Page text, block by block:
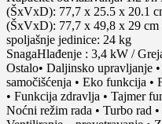
(ŠxVxD): 77,7 x 25.5 x 20.1
(ŠxVxD): 77,7 x 49,8 x 29 cm
spoljašnje jedinice: 24 kg
SnagaHlađenje : 3,4 kW /
Ostalo• Daljinsko upravljanje
samočišćenja • Eko funkcija •
• Funkcija zdravlja • Tajmer
Noćni režim rada • Turbo rad